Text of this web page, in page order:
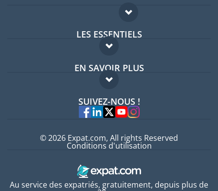
LES ESSENTIELS
Forum expatriés
Guides pays
EN SAVOIR PLUS
FAQ
Experts
SUIVEZ-NOUS !
Au service des expatriés, gratuitement, depuis plus de
© 2026 Expat.com, All rights Reserved
Conditions d'utilisation